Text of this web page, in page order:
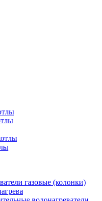
газовые (колонки)